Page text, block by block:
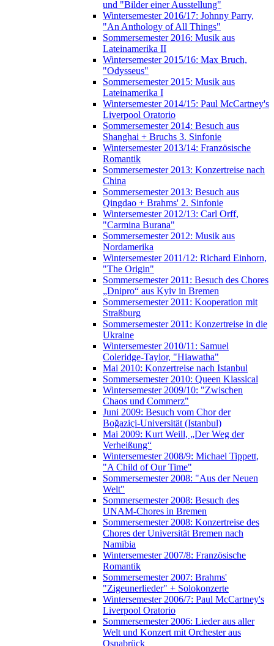
und "Bilder einer Ausstellung"
Wintersemester 2016/17: Johnny Parry,
"An Anthology of All Things"
Sommersemester 2016: Musik aus
Lateinamerika II
Wintersemester 2015/16: Max Bruch,
"Odysseus"
Sommersemester 2015: Musik aus
Lateinamerika I
Wintersemester 2014/15: Paul McCartney's
Liverpool Oratorio
Sommersemester 2014: Besuch aus
Shanghai + Bruchs 3. Sinfonie
Wintersemester 2013/14: Französische
Romantik
Sommersemester 2013: Konzertreise nach
China
Sommersemester 2013: Besuch aus
Qingdao + Brahms' 2. Sinfonie
Wintersemester 2012/13: Carl Orff,
"Carmina Burana"
Sommersemester 2012: Musik aus
Nordamerika
Wintersemester 2011/12: Richard Einhorn,
"The Origin"
Sommersemester 2011: Besuch des Chores
„Dnipro“ aus Kyiv in Bremen
Sommersemester 2011: Kooperation mit
Straßburg
Sommersemester 2011: Konzertreise in die
Ukraine
Wintersemester 2010/11: Samuel
Coleridge-Taylor, "Hiawatha"
Mai 2010: Konzertreise nach Istanbul
Sommersemester 2010: Queen Klassical
Wintersemester 2009/10: "Zwischen
Chaos und Commerz"
Juni 2009: Besuch vom Chor der
Boğaziçi-Universität (Istanbul)
Mai 2009: Kurt Weill, „Der Weg der
Verheißung“
Wintersemester 2008/9: Michael Tippett,
"A Child of Our Time"
Sommersemester 2008: "Aus der Neuen
Welt"
Sommersemester 2008: Besuch des
UNAM-Chores in Bremen
Sommersemester 2008: Konzertreise des
Chores der Universität Bremen nach
Namibia
Wintersemester 2007/8: Französische
Romantik
Sommersemester 2007: Brahms'
"Zigeunerlieder" + Solokonzerte
Wintersemester 2006/7: Paul McCartney's
Liverpool Oratorio
Sommersemester 2006: Lieder aus aller
Welt und Konzert mit Orchester aus
Osnabrück